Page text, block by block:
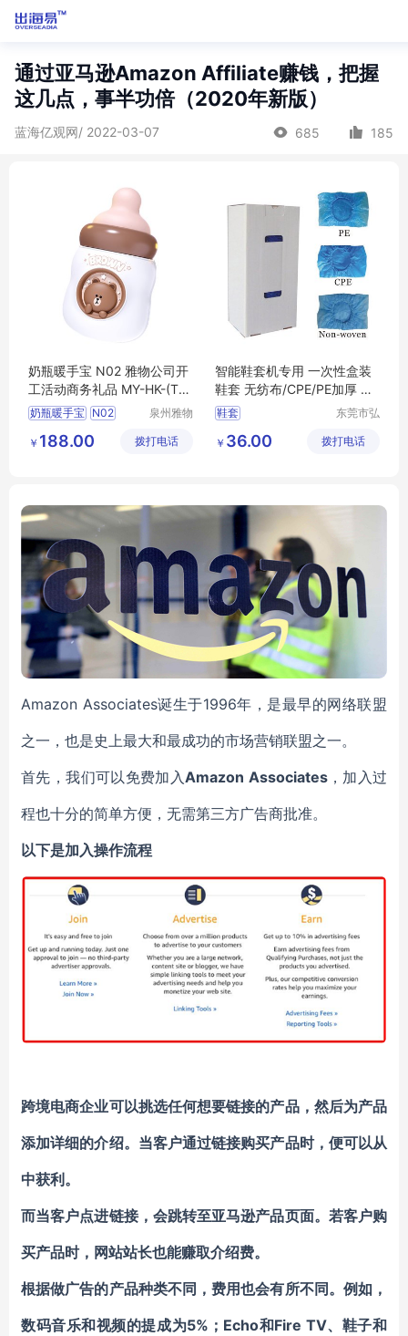
通过亚马逊Amazon Affiliate赚钱，把握
这几点，事半功倍（2020年新版）
蓝海亿观网/ 2022-03-07 685 185
奶瓶暖手宝 N02 雅物公司开
工活动商务礼品 MY-HK-(T)-
77
奶瓶暖手宝
N02
商务礼品 MY
T
泉州雅物
公司
￥ 188.00 拨打电话
智能鞋套机专用 一次性盒装
鞋套 无纺布/CPE/PE加厚 低
筒 蓝色
鞋套
东莞市弘
技有限公
￥ 36.00 拨打电话
Amazon Associates诞生于1996年，是最早的网络联盟
之一，也是史上最大和最成功的市场营销联盟之一。
首先，我们可以免费加入Amazon Associates，加入过
程也十分的简单方便，无需第三方广告商批准。
以下是加入操作流程
跨境电商企业可以挑选任何想要链接的产品，然后为产品
添加详细的介绍。当客户通过链接购买产品时，便可以从
中获利。
而当客户点进链接，会跳转至亚马逊产品页面。若客户购
买产品时，网站站长也能赚取介绍费。
根据做广告的产品种类不同，费用也会有所不同。例如，
数码音乐和视频的提成为5%；Echo和Fire TV、鞋子和